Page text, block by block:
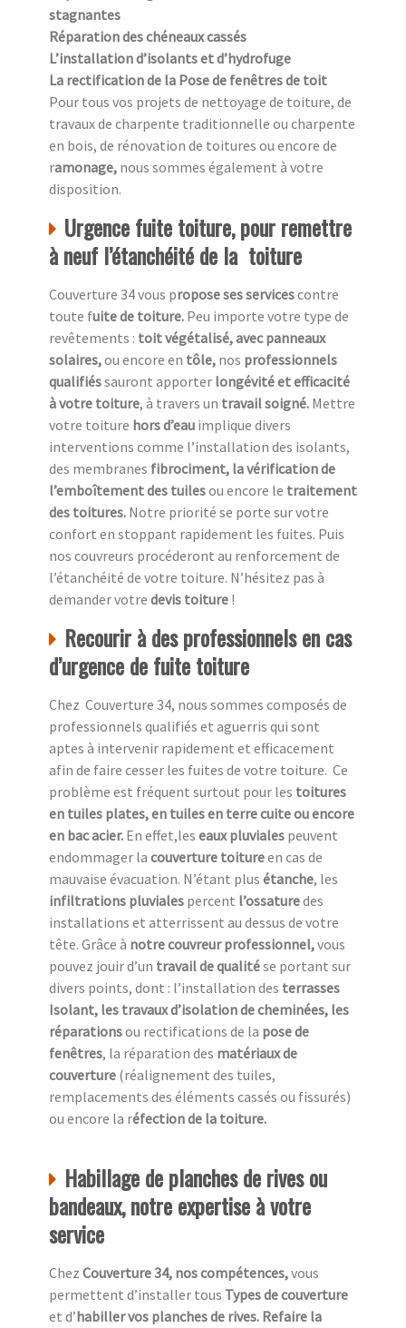
stagnantes
Réparation des chéneaux cassés
L’installation d’isolants et d’hydrofuge
La rectification de la Pose de fenêtres de toit
Pour tous vos projets de nettoyage de toiture, de
travaux de charpente traditionnelle ou charpente
en bois, de rénovation de toitures ou encore de
ramonage, nous sommes également à votre
disposition.
Urgence fuite toiture, pour remettre
à neuf l’étanchéité de la toiture
Couverture 34 vous propose ses servicescontre
toute fuite de toiture. Peu importe votre type de
revêtements : toit végétalisé, avec panneaux
solaires,ou encore en tôle, nos professionnels
qualifiéssauront apporter longévité et efficacité
à votre toiture, à travers un travail soigné. Mettre
votre toiture hors d’eau implique divers
interventions comme l’installation des isolants,
des membranes fibrociment, la vérification de
l’emboîtement des tuilesou encore le traitement
des toitures. Notre priorité se porte sur votre
confort en stoppant rapidement les fuites. Puis
nos couvreurs procéderont au renforcement de
l’étanchéité de votre toiture. N’hésitez pas à
demander votre devis toiture !
Recourir à des professionnels en cas
d’urgence de fuite toiture
Chez Couverture 34, nous sommes composés de
professionnels qualifiés et aguerris qui sont
aptes à intervenir rapidement et efficacement
afin de faire cesser les fuites de votre toiture. Ce
problème est fréquent surtout pour les toitures
en tuiles plates, en tuiles en terre cuite ou encore
en bac acier. En effet,les eaux pluviales peuvent
endommager la couverture toitureen cas de
mauvaise évacuation. N’étant plus étanche, les
infiltrations pluviales percent l’ossaturedes
installations et atterrissent au dessus de votre
tête. Grâce à notre couvreur professionnel,vous
pouvez jouir d’un travail de qualitése portant sur
divers points, dont : l’installation des terrasses
Isolant, les travaux d’isolation de cheminées, les
réparationsou rectifications de la pose de
fenêtres, la réparation des matériaux de
couverture (réalignement des tuiles,
remplacements des éléments cassés ou fissurés)
ou encore la réfection de la toiture.
Habillage de planches de rives ou
bandeaux, notre expertise à votre
service
Chez Couverture 34, nos compétences,vous
permettent d’installer tous Types de couverture
et d’habiller vos planches de rives. Refaire la